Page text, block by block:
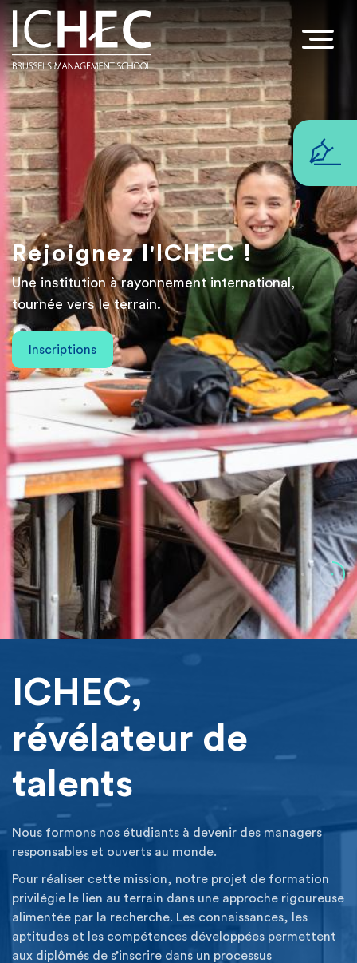
Rejoignez l'ICHEC !
Une institution à rayonnement international,
tournée vers le terrain.
Inscriptions
ICHEC,
révélateur de
talents
Nous formons nos étudiants à devenir des managers
responsables et ouverts au monde.
Pour réaliser cette mission, notre projet de formation
privilégie le lien au terrain dans une approche rigoureuse
alimentée par la recherche. Les connaissances, les
aptitudes et les compétences développées permettent
aux diplômés de s’inscrire dans un processus